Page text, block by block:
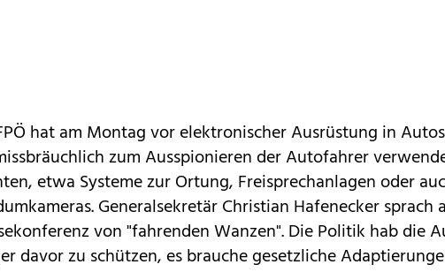
hat am Montag vor elektronischer Ausrüstung in
zum Ausspionieren der Autofahrer
etwa Systeme zur Ortung, Freisprechanlagen oder
Generalsekretär Christian Hafenecker sprach
von "fahrenden Wanzen". Die Politik hab die
davor zu schützen, es brauche gesetzliche